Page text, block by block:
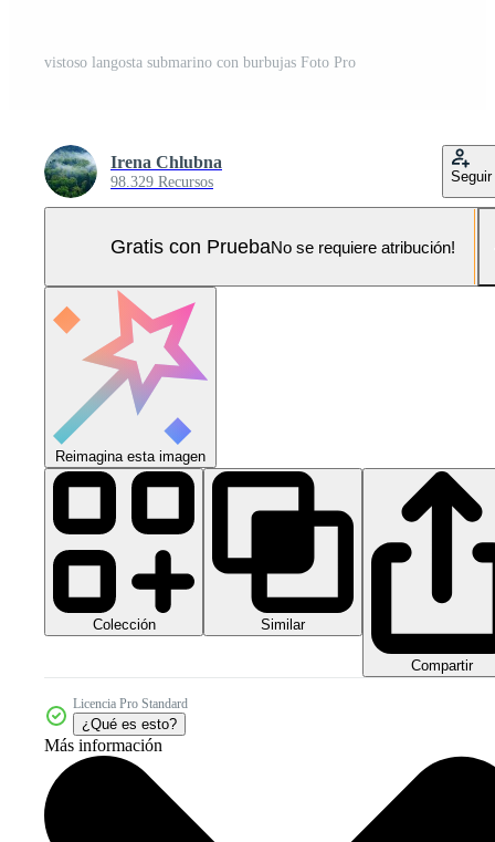
vistoso langosta submarino con burbujas Foto Pro
Irena Chlubna
98.329 Recursos Seguir
Gratis con PruebaNo se requiere atribución!
Reimagina esta imagen
Colección Similar
Compartir
Licencia Pro Standard
¿Qué es esto?
Más información